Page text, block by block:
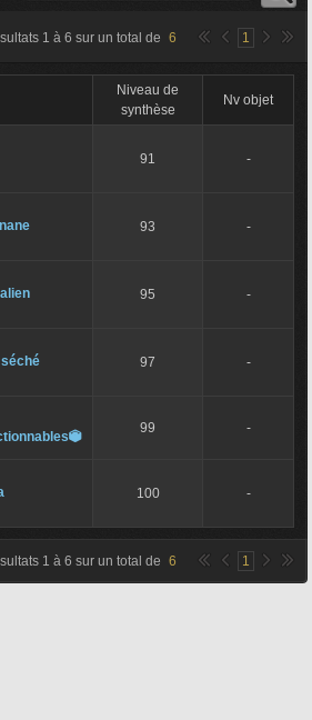
1 à 6 sur un total de 6 1
Niveau de
synthèse
Nv objet
91 -
93 -
95 -
97 -

99 -
100 -
1 à 6 sur un total de 6 1